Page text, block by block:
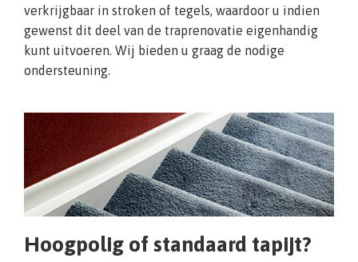
verkrijgbaar in stroken of tegels, waardoor u indien
gewenst dit deel van de traprenovatie eigenhandig
kunt uitvoeren. Wij bieden u graag de nodige
ondersteuning.
Hoogpolig of standaard tapijt?